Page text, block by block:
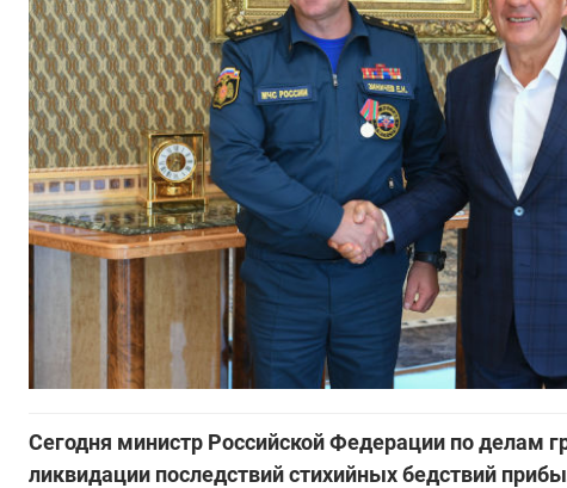
Сегодня министр Российской Федерации по делам
ликвидации последствий стихийных бедствий